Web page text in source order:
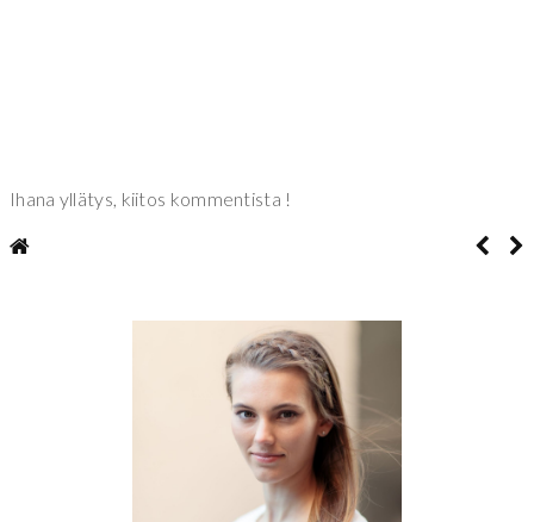
Ihana yllätys, kiitos kommentista !